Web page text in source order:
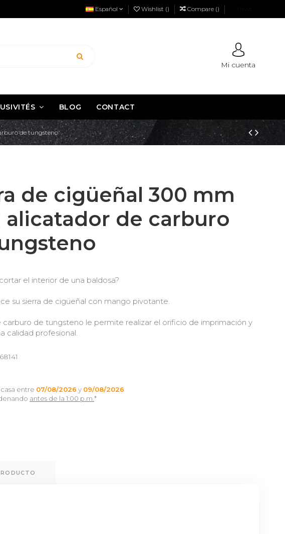
Español Wishlist () Compare ()
Mi cuenta
BLOG CONTACT
de tungsteno
de cigüeñal 300 mm
alicatador de carburo
el interior de una baldosa?
su sierra de cigüeñal con mango pivotante.
carburo de tungsteno le permite realizar el orificio de imprimación y
calidad profesional.
casa entre 07/08/2026 y 09/08/2026
antes de la 1:00 p.m.*